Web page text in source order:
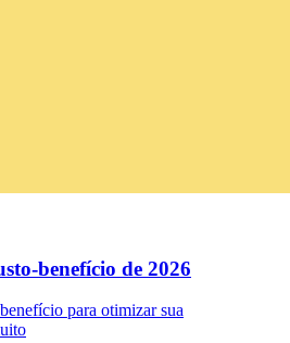
benefício de 2026
para otimizar sua